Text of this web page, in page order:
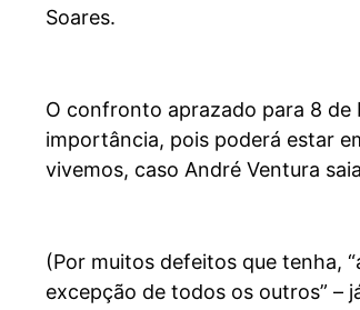
Soares.
O confronto aprazado para 8 de
importância, pois poderá estar
vivemos, caso André Ventura
(Por muitos defeitos que tenha,
excepção de todos os outros” –